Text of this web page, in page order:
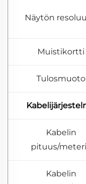
Näytön
Muistikortti
Tulosmuoto
Kabelin
pituus/
Kabelin